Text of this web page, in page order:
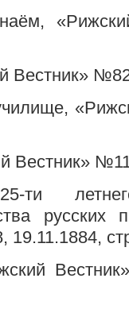
Вестник»
Вестник»
ти
русских